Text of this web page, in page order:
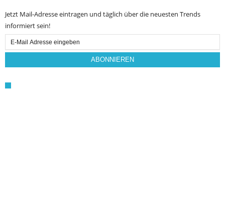
Jetzt Mail-Adresse eintragen und täglich über die neuesten Trends
informiert sein!
Email
Subscription
ABONNIEREN